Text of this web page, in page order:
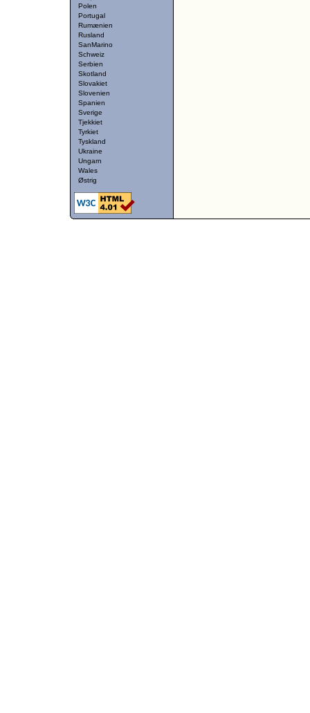
Polen
Portugal
Rumænien
Rusland
SanMarino
Schweiz
Serbien
Skotland
Slovakiet
Slovenien
Spanien
Sverige
Tjekkiet
Tyrkiet
Tyskland
Ukraine
Ungarn
Wales
Østrig